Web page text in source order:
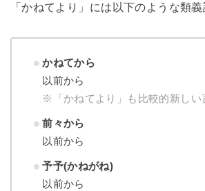
「かねてより」には以下のような類義
かねてから
以前から
※「かねてより」も比較的新しい
前々から
以前から
予予(かねがね)
以前から